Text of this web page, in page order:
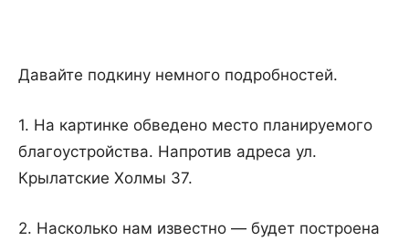
Давайте подкину немного подробностей.
1. На картинке обведено место планируемого
благоустройства. Напротив адреса ул.
Крылатские Холмы 37.
2. Насколько нам известно — будет построена